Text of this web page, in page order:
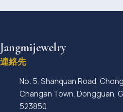
Jangmijewelry
連絡先
No. 5, Shanquan Road,
Changan Town, Dongguan,
523850